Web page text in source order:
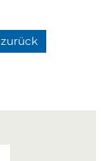
zurück